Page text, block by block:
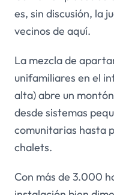
es, sin discusión, la
vecinos de aquí.
La mezcla de
unifamiliares en el
alta) abre un
desde sistemas
comunitarias hasta
chalets.
Con más de 3.000